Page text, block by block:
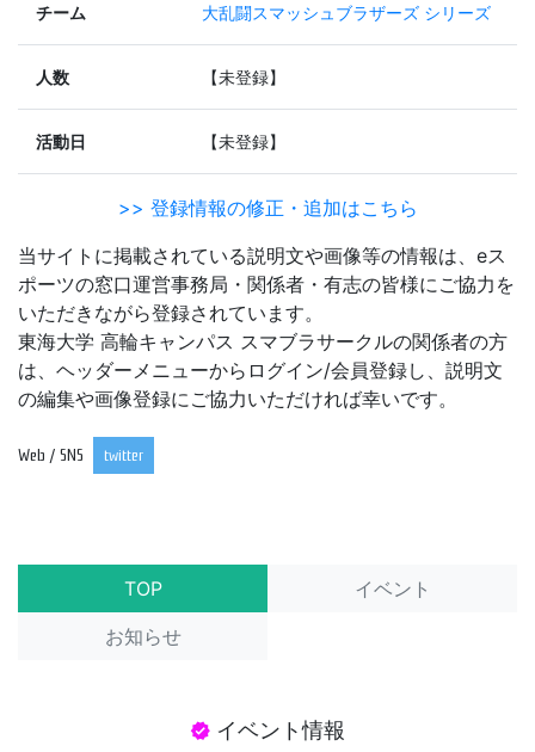
チーム 大乱闘スマッシュブラザーズ シリーズ
人数 【未登録】
活動日 【未登録】
>> 登録情報の修正・追加はこちら
当サイトに掲載されている説明文や画像等の情報は、eス
ポーツの窓口運営事務局・関係者・有志の皆様にご協力を
いただきながら登録されています。
東海大学 高輪キャンパス スマブラサークルの関係者の方
は、ヘッダーメニューからログイン/会員登録し、説明文
の編集や画像登録にご協力いただければ幸いです。
Web / SNS twitter
TOP
イベント
お知らせ
verified イベント情報